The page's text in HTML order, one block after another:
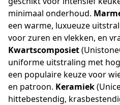
minimaal onderhoud.
een warme, luxueuze
voor zuren en vlekken, en
Kwartscomposiet(Unistone
uniforme uitstraling met
een populaire keuze voor
en patroon. Keramiek
hittebestendig,